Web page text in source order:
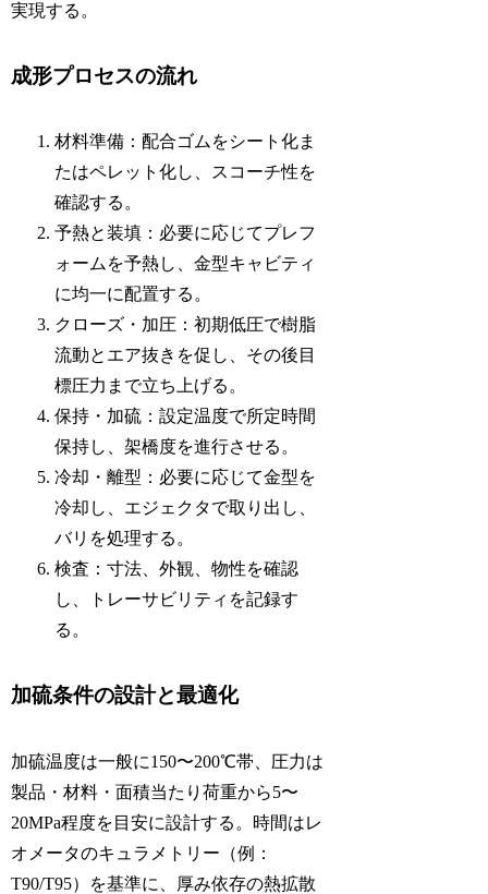
実現する。
成形プロセスの流れ
材料準備：配合ゴムをシート化ま
たはペレット化し、スコーチ性を
確認する。
予熱と装填：必要に応じてプレフ
ォームを予熱し、金型キャビティ
に均一に配置する。
クローズ・加圧：初期低圧で樹脂
流動とエア抜きを促し、その後目
標圧力まで立ち上げる。
保持・加硫：設定温度で所定時間
保持し、架橋度を進行させる。
冷却・離型：必要に応じて金型を
冷却し、エジェクタで取り出し、
バリを処理する。
検査：寸法、外観、物性を確認
し、トレーサビリティを記録す
る。
加硫条件の設計と最適化
加硫温度は一般に150〜200℃帯、圧力は
製品・材料・面積当たり荷重から5〜
20MPa程度を目安に設計する。時間はレ
オメータのキュラメトリー（例：
T90/T95）を基準に、厚み依存の熱拡散